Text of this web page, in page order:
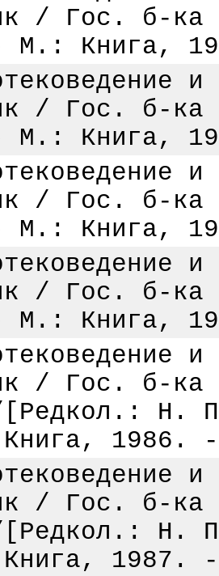
/ Гос. б-
М.: Книга,
/ Гос. б-
М.: Книга,
/ Гос. б-
М.: Книга,
/ Гос. б-
М.: Книга,
/ Гос. б-
Н.
1986.
/ Гос. б-
Н.
1987.